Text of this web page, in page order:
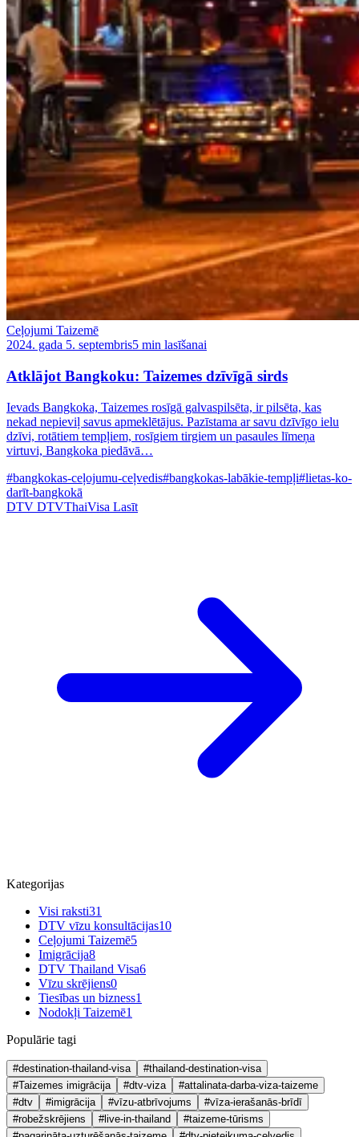
Ceļojumi Taizemē
2024. gada 5. septembris5 min lasīšanai
Atklājot Bangkoku: Taizemes dzīvīgā sirds
Ievads Bangkoka, Taizemes rosīgā galvaspilsēta, ir pilsēta, kas
nekad nepieviļ savus apmeklētājus. Pazīstama ar savu dzīvīgo ielu
dzīvi, rotātiem tempļiem, rosīgiem tirgiem un pasaules līmeņa
virtuvi, Bangkoka piedāvā…
#bangkokas-ceļojumu-ceļvedis#bangkokas-labākie-tempļi#lietas-ko-
darīt-bangkokā
DTV DTVThaiVisa Lasīt
Kategorijas
Visi raksti31
DTV vīzu konsultācijas10
Ceļojumi Taizemē5
Imigrācija8
DTV Thailand Visa6
Vīzu skrējiens0
Tiesības un bizness1
Nodokļi Taizemē1
Populārie tagi
#destination-thailand-visa
#thailand-destination-visa
#Taizemes imigrācija
#dtv-viza
#attalinata-darba-viza-taizeme
#dtv
#imigrācija #vīzu-atbrīvojums
#vīza-ierašanās-brīdī
#robežskrējiens
#live-in-thailand
#taizeme-tūrisms